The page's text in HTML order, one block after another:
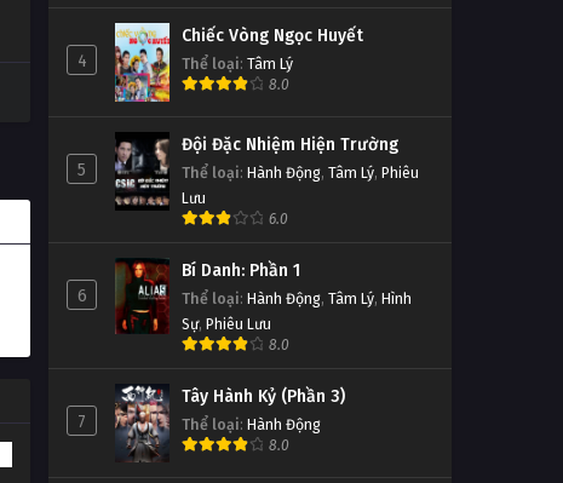
4
Chiếc Vòng Ngọc Huyết
Thể loại: Tâm Lý
8.0
5
Đội Đặc Nhiệm Hiện Trường
Thể loại: Hành Động, Tâm Lý, Phiêu
Lưu
6.0
6
Bí Danh: Phần 1
Thể loại: Hành Động, Tâm Lý, Hình
Sự, Phiêu Lưu
8.0
7
Tây Hành Kỷ (Phần 3)
Thể loại: Hành Động
8.0